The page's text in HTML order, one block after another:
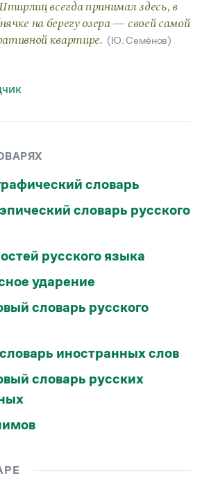
всегда принимал здесь, в
на берегу озера — своей самой
квартире. (Ю. Семёнов)
словарь
словарь русского
русского языка
ударение
словарь русского
иностранных слов
словарь русских